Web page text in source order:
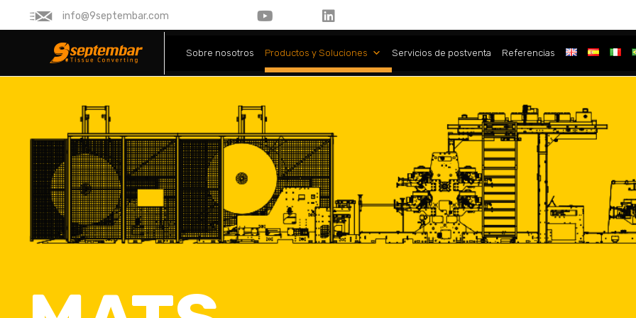
info@9septembar.com
Sobre nosotros Productos y Soluciones Servicios de postventa Referencias